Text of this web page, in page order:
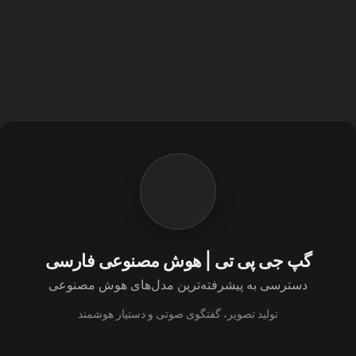
گپ جی پی تی | هوش مصنوعی فارسی
دسترسی به پیشرفته‌ترین مدل‌های هوش مصنوعی
تولید تصویر، گفتگوی صوتی و دستیار هوشمند